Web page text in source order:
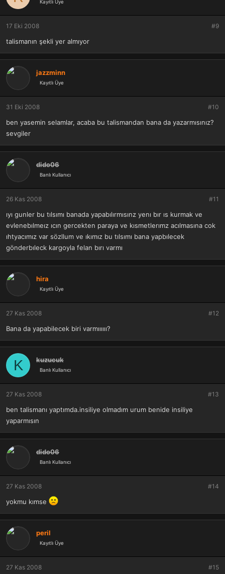
Kayıtlı Üye
17 Eki 2008 #9
talismanın şekli yer almıyor
jazzminn
Kayıtlı Üye
31 Eki 2008 #10
ben yasemin selamlar, acaba bu talismandan bana da yazarmısınız?
sevgiler
dido06
Banlı Kullanıcı
26 Kas 2008 #11
ıyı gunler bu tılsımı banada yapabılırmısınz yenı bır ıs kurmak ve
evlenebılmeız ıcın gercekten paraya ve kısmetlerımz acılmasına cok
ıhtyacımız var sözllum ve ıkımız bu tılsımı bana yapbılecek
gönderbıleck kargoyla felan bırı varmı
hira
Kayıtlı Üye
27 Kas 2008 #12
Bana da yapabilecek biri varmıııııı?
K kuzucuk
Banlı Kullanıcı
27 Kas 2008 #13
ben talismanı yaptımda.insiliye olmadım urum benide insiliye
yaparmısın
dido06
Banlı Kullanıcı
27 Kas 2008 #14
yokmu kımse
peril
Kayıtlı Üye
27 Kas 2008 #15